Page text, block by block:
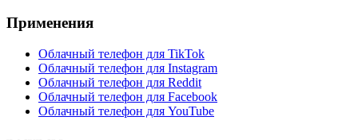
Применения
Облачный телефон для TikTok
Облачный телефон для Instagram
Облачный телефон для Reddit
Облачный телефон для Facebook
Облачный телефон для YouTube